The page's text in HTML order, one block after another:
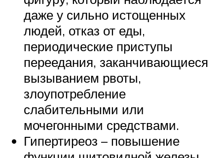
даже у сильно истощенных
людей, отказ от еды,
периодические приступы
переедания, заканчивающиеся
вызыванием рвоты,
злоупотребление
слабительными или
мочегонными средствами.
Гипертиреоз – повышение